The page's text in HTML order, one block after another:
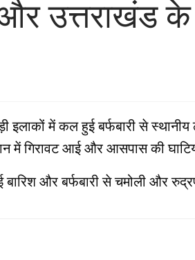
उत्तराखंड के
इलाकों में कल हुई बर्फबारी से
में गिरावट आई और आसपास की
और बर्फबारी से चमोली और